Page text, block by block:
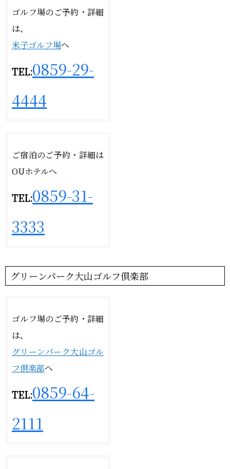
ゴルフ場のご予約・詳細
は、
米子ゴルフ場へ
TEL:0859-29-
4444
ご宿泊のご予約・詳細は
OUホテルへ
TEL:0859-31-
3333
グリーンパーク大山ゴルフ倶楽部
ゴルフ場のご予約・詳細
は、
グリーンパーク大山ゴル
フ倶楽部へ
TEL:0859-64-
2111